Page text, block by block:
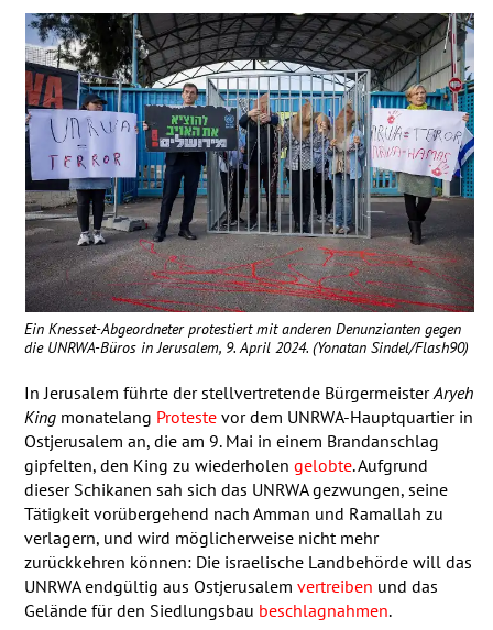
Ein Knesset-Abgeordneter protestiert mit anderen Denunzianten gegen
die UNRWA-Büros in Jerusalem, 9. April 2024. (Yonatan Sindel/Flash90)
In Jerusalem führte der stellvertretende BürgermeisterAryeh
Kingmonatelang Protestevor dem UNRWA-Hauptquartier in
Ostjerusalem an, die am 9. Mai in einem Brandanschlag
gipfelten, den King zu wiederholen gelobte. Aufgrund
dieser Schikanen sah sich das UNRWAgezwungen, seine
Tätigkeit vorübergehend nach Amman und Ramallah zu
verlagern, und wird möglicherweise nicht mehr
zurückkehren können: Die israelische Landbehörde will das
UNRWAendgültig aus Ostjerusalem vertreiben und das
Gelände für den Siedlungsbau beschlagnahmen.